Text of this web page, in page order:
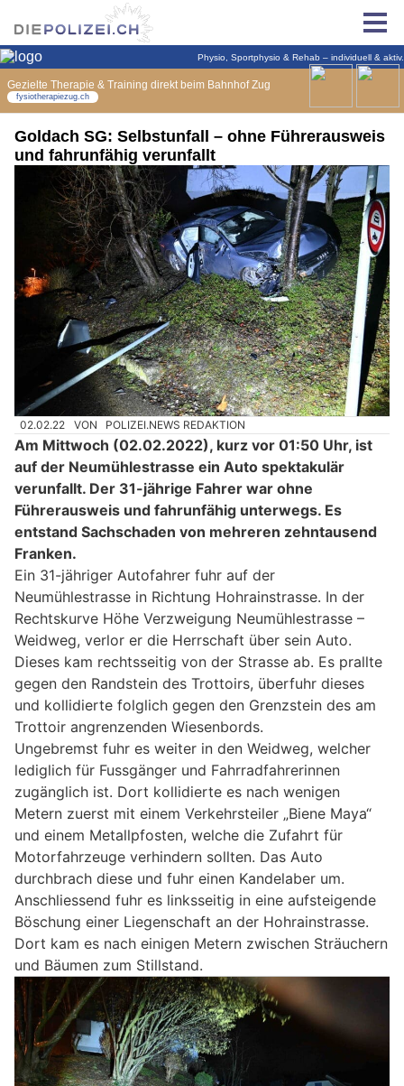
Goldach SG: Selbstunfall – ohne Führerausweis
und fahrunfähig verunfallt
02.02.22 VON POLIZEI.NEWS REDAKTION
Am Mittwoch (02.02.2022), kurz vor 01:50 Uhr, ist
auf der Neumühlestrasse ein Auto spektakulär
verunfallt. Der 31-jährige Fahrer war ohne
Führerausweis und fahrunfähig unterwegs. Es
entstand Sachschaden von mehreren zehntausend
Franken.
Ein 31-jähriger Autofahrer fuhr auf der
Neumühlestrasse in Richtung Hohrainstrasse. In der
Rechtskurve Höhe Verzweigung Neumühlestrasse –
Weidweg, verlor er die Herrschaft über sein Auto.
Dieses kam rechtsseitig von der Strasse ab. Es prallte
gegen den Randstein des Trottoirs, überfuhr dieses
und kollidierte folglich gegen den Grenzstein des am
Trottoir angrenzenden Wiesenbords.
Ungebremst fuhr es weiter in den Weidweg, welcher
lediglich für Fussgänger und Fahrradfahrerinnen
zugänglich ist. Dort kollidierte es nach wenigen
Metern zuerst mit einem Verkehrsteiler „Biene Maya“
und einem Metallpfosten, welche die Zufahrt für
Motorfahrzeuge verhindern sollten. Das Auto
durchbrach diese und fuhr einen Kandelaber um.
Anschliessend fuhr es linksseitig in eine aufsteigende
Böschung einer Liegenschaft an der Hohrainstrasse.
Dort kam es nach einigen Metern zwischen Sträuchern
und Bäumen zum Stillstand.